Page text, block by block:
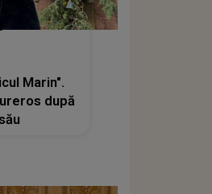
Marin".
după